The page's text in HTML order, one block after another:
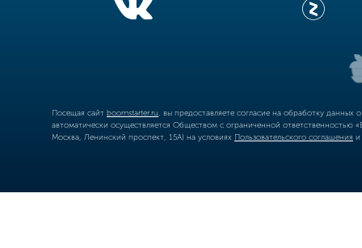
Посещая сайт boomstarter.ru , вы предоставляете согласие на обработку
автоматически осуществляется Обществом с ограниченной
Москва, Ленинский проспект, 15А) на условиях Пользовательского соглашения и